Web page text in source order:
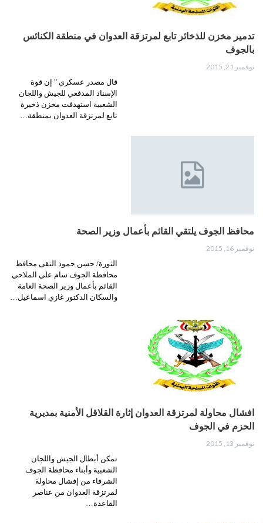
تدمير مخزن للذخائر تابع لمرتزقة العدوان في منطقة الكنائس
بالجوف
نوفمبر 21, 2015
قال مصدر عسكري " إن قوة
الإسناد المدفعي للجيش واللجان
الشعبية استهدفت مخزن ذخيرة
تابع لمرتزقة العدوان بمنطقة…
محافظ الجوف يلتقي القائم بأعمال وزير الصحة
نوفمبر 16, 2015
الثورة/ حسن حمود التقى محافظ
محافظة الجوف سام علي الملاحي
القائم بأعمال وزير الصحة العامة
والسكان الدكتور غازي اسماعيل…
افشال محاولة لمرتزقة العدوان إثارة القلاقل الأمنية بمديرية
الحزم في الجوف
نوفمبر 13, 2015
تمكن أبطال الجيش واللجان
الشعبية وأبناء محافظة الجوف
الشرفاء من إفشال محاولة
لمرتزقة العدوان من عناصر
القاعدة…